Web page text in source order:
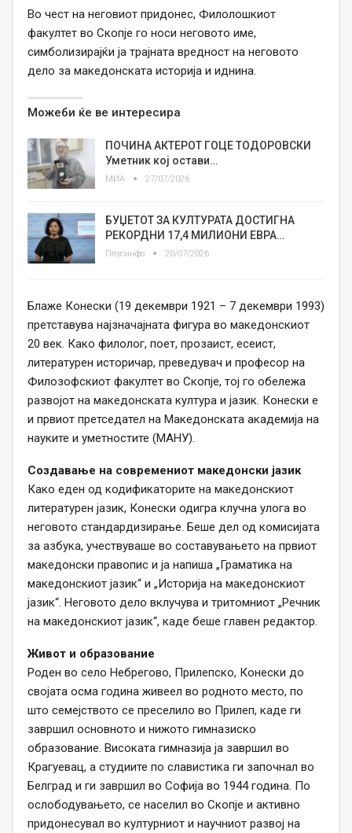
Во чест на неговиот придонес, Филолошкиот
факултет во Скопје го носи неговото име,
симболизирајќи ја трајната вредност на неговото
дело за македонската историја и иднина.
Можеби ќе ве интересира
ПОЧИНА АКТЕРОТ ГОЦЕ ТОДОРОВСКИ
Уметник кој остави…
МИА 27/07/2026
БУЏЕТОТ ЗА КУЛТУРАТА ДОСТИГНА
РЕКОРДНИ 17,4 МИЛИОНИ ЕВРА…
Плусинфо 20/07/2026
Блаже Конески (19 декември 1921 – 7 декември 1993)
претставува најзначајната фигура во македонскиот
20 век. Како филолог, поет, прозаист, есеист,
литературен историчар, преведувач и професор на
Филозофскиот факултет во Скопје, тој го обележа
развојот на македонската култура и јазик. Конески е
и првиот претседател на Македонската академија на
науките и уметностите (МАНУ).
Создавање на современиот македонски јазик
Како еден од кодификаторите на македонскиот
литературен јазик, Конески одигра клучна улога во
неговото стандардизирање. Беше дел од комисијата
за азбука, учествуваше во составувањето на првиот
македонски правопис и ја напиша „Граматика на
македонскиот јазик“ и „Историја на македонскиот
јазик“. Неговото дело вклучува и тритомниот „Речник
на македонскиот јазик“, каде беше главен редактор.
Живот и образование
Роден во село Небрегово, Прилепско, Конески до
својата осма година живеел во родното место, по
што семејството се преселило во Прилеп, каде ги
завршил основното и нижото гимназиско
образование. Високата гимназија ја завршил во
Крагуевац, а студиите по славистика ги започнал во
Белград и ги завршил во Софија во 1944 година. По
ослободувањето, се населил во Скопје и активно
придонесувал во културниот и научниот развој на